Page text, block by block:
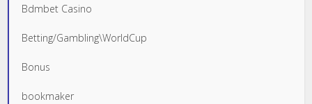
Bdmbet Casino
Betting/Gambling\WorldCup
Bonus
bookmaker